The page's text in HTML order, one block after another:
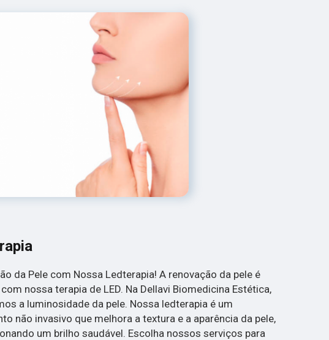
da Pele com Nossa Ledterapia! A renovação da pele é
nossa terapia de LED. Na Dellavi Biomedicina Estética,
a luminosidade da pele. Nossa ledterapia é um
não invasivo que melhora a textura e a aparência da pele,
um brilho saudável. Escolha nossos serviços para